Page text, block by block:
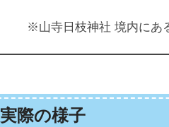
※山寺日枝神社 境内にあ
実際の様子